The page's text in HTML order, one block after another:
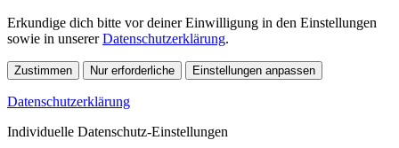
Erkundige dich bitte vor deiner Einwilligung in den Einstellungen
sowie in unsererDatenschutzerklärung.
Zustimmen Nur erforderliche Einstellungen anpassen
Datenschutzerklärung
Individuelle Datenschutz-Einstellungen